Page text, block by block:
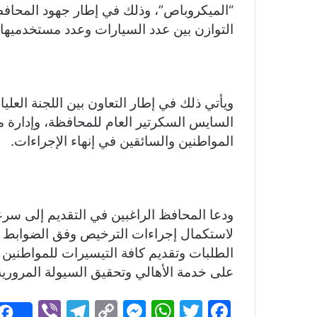
e
b
o
k
er
s
p
s
e
g
er
y
Li
gr
“الميكروباص”، وذلك في إطار جهود
التوازن بين عدد السيارات وعدد
ويأتي ذلك في إطار التعاون بين اللجنة
السايس السكرتير العام للمحافظة،
المواطنين والسائقين في إنهاء الإجراءات.
ودعا المحافظ الراغبين في التقديم إلى
لاستكمال إجراءات الترخيص وفق الضوابط
الطلبات وتقديم كافة التيسيرات
على خدمة الأهالي وتحقيق السيولة
F
T
W
M
C
T
Vi